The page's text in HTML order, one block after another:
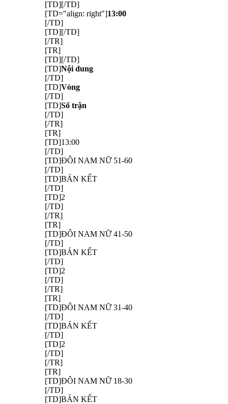
[TD][/TD]
[TD="align: right"]13:00
[/TD]
[TD][/TD]
[/TR]
[TR]
[TD][/TD]
[TD]Nội dung
[/TD]
[TD]Vòng
[/TD]
[TD]Số trận
[/TD]
[/TR]
[TR]
[TD]13:00
[/TD]
[TD]ĐÔI NAM NỮ 51-60
[/TD]
[TD]BÁN KẾT
[/TD]
[TD]2
[/TD]
[/TR]
[TR]
[TD]ĐÔI NAM NỮ 41-50
[/TD]
[TD]BÁN KẾT
[/TD]
[TD]2
[/TD]
[/TR]
[TR]
[TD]ĐÔI NAM NỮ 31-40
[/TD]
[TD]BÁN KẾT
[/TD]
[TD]2
[/TD]
[/TR]
[TR]
[TD]ĐÔI NAM NỮ 18-30
[/TD]
[TD]BÁN KẾT